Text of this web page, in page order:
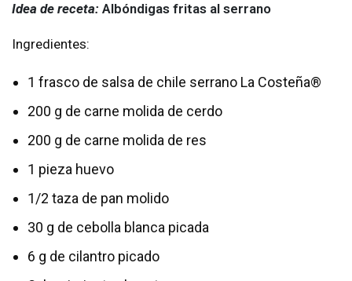
Idea de receta: Albóndigas fritas al serrano
Ingredientes:
1 frasco de salsa de chile serrano La Costeña®
200 g de carne molida de cerdo
200 g de carne molida de res
1 pieza huevo
1/2 taza de pan molido
30 g de cebolla blanca picada
6 g de cilantro picado